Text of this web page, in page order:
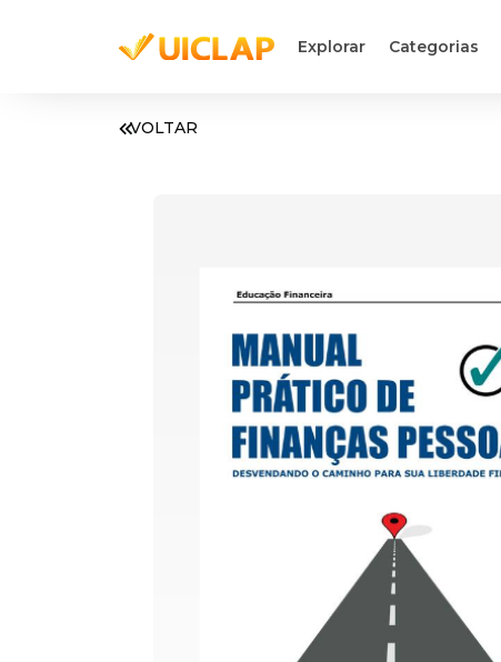
Explorar Categorias
VOLTAR